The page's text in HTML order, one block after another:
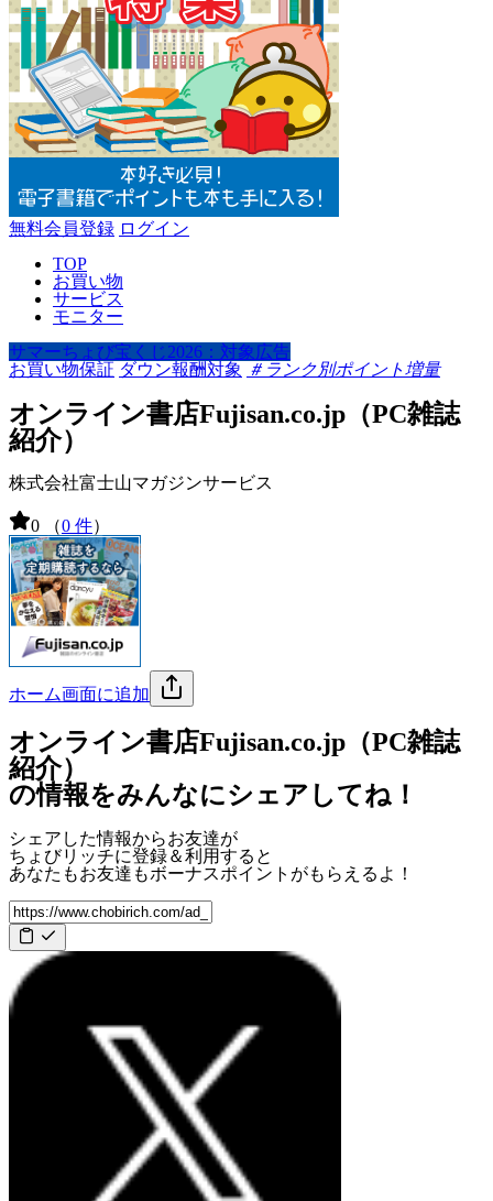
無料会員登録 ログイン
TOP
お買い物
サービス
モニター
サマーちょび宝くじ2026：対象広告
お買い物保証 ダウン報酬対象 ＃ランク別ポイント増量
オンライン書店Fujisan.co.jp（PC雑誌
紹介）
株式会社富士山マガジンサービス
0 （0 件）
ホーム画面に追加
オンライン書店Fujisan.co.jp（PC雑誌
紹介）
の情報をみんなにシェアしてね！
シェアした情報からお友達が
ちょびリッチに登録＆利用すると
あなたもお友達もボーナスポイント がもらえるよ！